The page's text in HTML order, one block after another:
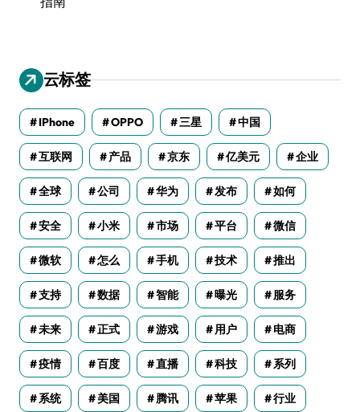
云标签
IPhone OPPO 三星 中国
互联网 产品 京东 亿美元 企业
全球 公司 华为 发布 如何
安全 小米 市场 平台 微信
微软 怎么 手机 技术 推出
支持 数据 智能 曝光 服务
未来 正式 游戏 用户 电商
疫情 百度 直播 科技 系列
系统 美国 腾讯 苹果 行业